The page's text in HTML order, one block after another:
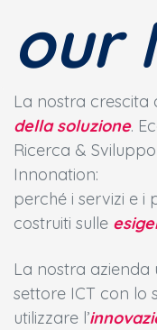
our
​La nostra crescita
della soluzione.
Ricerca &
Innonation:
perché i servizi e
costruiti sulle
La nostra azienda
settore ICT con lo
utilizzare l’